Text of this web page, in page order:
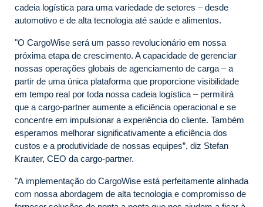
cadeia logística para uma variedade de setores – desde
automotivo e de alta tecnologia até saúde e alimentos.
"O CargoWise será um passo revolucionário em nossa
próxima etapa de crescimento. A capacidade de gerenciar
nossas operações globais de agenciamento de carga – a
partir de uma única plataforma que proporcione visibilidade
em tempo real por toda nossa cadeia logística – permitirá
que a cargo-partner aumente a eficiência operacional e se
concentre em impulsionar a experiência do cliente. Também
esperamos melhorar significativamente a eficiência dos
custos e a produtividade de nossas equipes”, diz Stefan
Krauter, CEO da cargo-partner.
"A implementação do CargoWise está perfeitamente alinhada
com nossa abordagem de alta tecnologia e compromisso de